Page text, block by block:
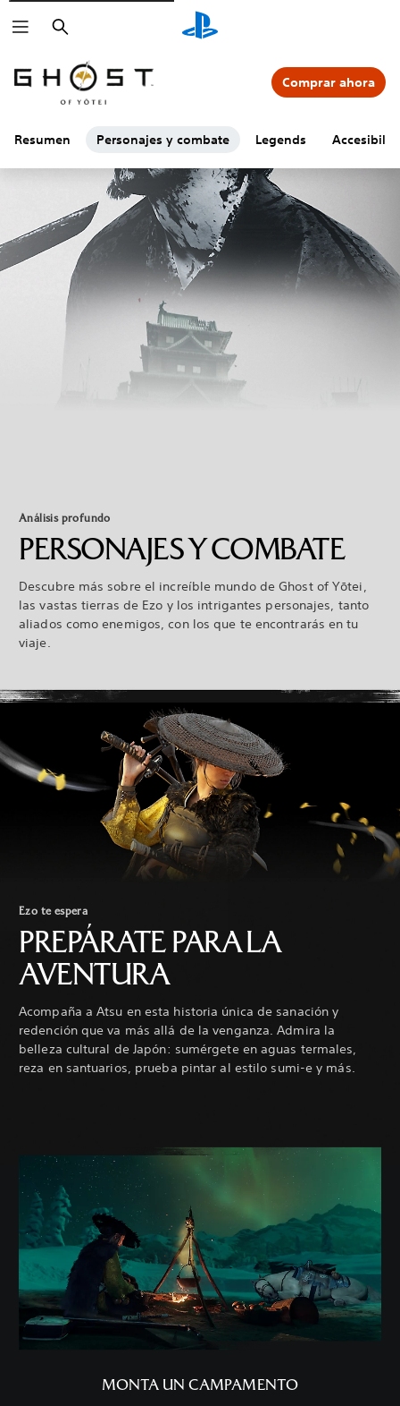
Buscar
Resumen Personajes y combate Legends
Comprar ahora
Análisis profundo
PERSONAJES Y COMBATE
Descubre más sobre el increíble mundo de Ghost of Yōtei,
las vastas tierras de Ezo y los intrigantes personajes, tanto
aliados como enemigos, con los que te encontrarás en tu
viaje.
Ezo te espera
PREPÁRATE PARA LA
AVENTURA
Acompaña a Atsu en esta historia única de sanación y
redención que va más allá de la venganza. Admira la
belleza cultural de Japón: sumérgete en aguas termales,
reza en santuarios, prueba pintar al estilo sumi-e y más.
MONTA UN CAMPAMENTO